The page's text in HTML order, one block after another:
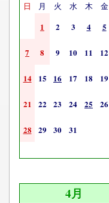
日 月 火 水 木 金
1 2 3 4 5
7 8 9 10 11 12
14 15 16 17 18 19
21 22 23 24 25 26
28 29 30 31
4月